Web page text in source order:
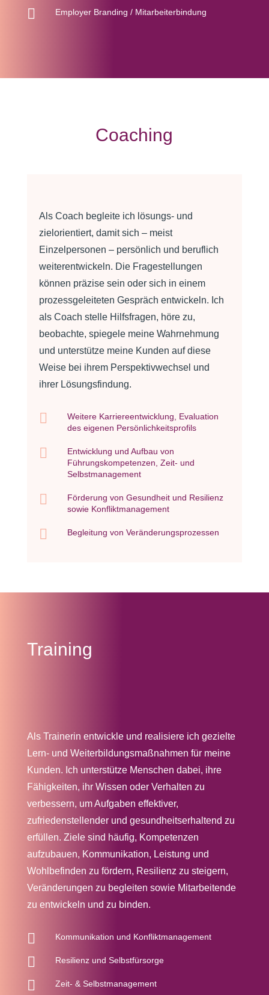
 Employer Branding / Mitarbeiterbindung
Coaching
Als Coach begleite ich lösungs- und
zielorientiert, damit sich – meist
Einzelpersonen – persönlich und beruflich
weiterentwickeln. Die Fragestellungen
können präzise sein oder sich in einem
prozessgeleiteten Gespräch entwickeln. Ich
als Coach stelle Hilfsfragen, höre zu,
beobachte, spiegele meine Wahrnehmung
und unterstütze meine Kunden auf diese
Weise bei ihrem Perspektivwechsel und
ihrer Lösungsfindung.

Weitere Karriereentwicklung, Evaluation
des eigenen Persönlichkeitsprofils

Entwicklung und Aufbau von
Führungskompetenzen, Zeit- und
Selbstmanagement

Förderung von Gesundheit und Resilienz
sowie Konfliktmanagement
 Begleitung von Veränderungsprozessen
Training
Als Trainerin entwickle und realisiere ich gezielte
Lern- und Weiterbildungsmaßnahmen für meine
Kunden. Ich unterstütze Menschen dabei, ihre
Fähigkeiten, ihr Wissen oder Verhalten zu
verbessern, um Aufgaben effektiver,
zufriedenstellender und gesundheitserhaltend zu
erfüllen. Ziele sind häufig, Kompetenzen
aufzubauen, Kommunikation, Leistung und
Wohlbefinden zu fördern, Resilienz zu steigern,
Veränderungen zu begleiten sowie Mitarbeitende
zu entwickeln und zu binden.
 Kommunikation und Konfliktmanagement
 Resilienz und Selbstfürsorge
 Zeit- & Selbstmanagement